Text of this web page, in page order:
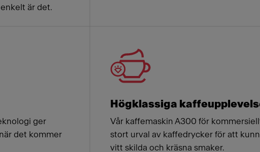
är det.
ger
det kommer
Högklassiga
Vår kaffemaskin A300 för
stort urval av kaffedrycker för att
vitt skilda och kräsna smaker.